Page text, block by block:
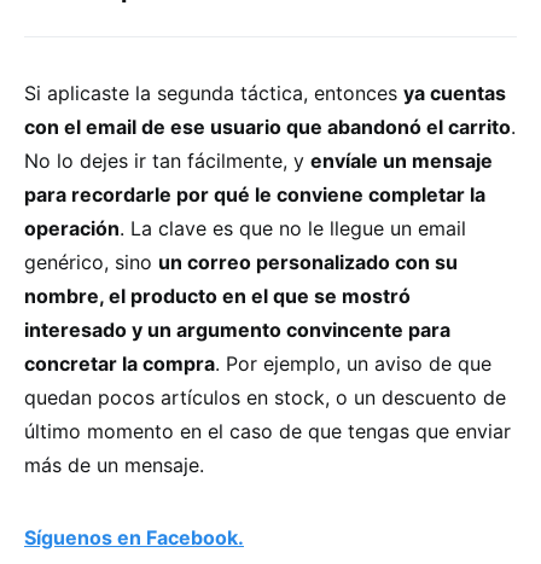
Si aplicaste la segunda táctica, entonces ya cuentas
con el email de ese usuario que abandonó el carrito.
No lo dejes ir tan fácilmente, y envíale un mensaje
para recordarle por qué le conviene completar la
operación. La clave es que no le llegue un email
genérico, sino un correo personalizado con su
nombre, el producto en el que se mostró
interesado y un argumento convincente para
concretar la compra. Por ejemplo, un aviso de que
quedan pocos artículos en stock, o un descuento de
último momento en el caso de que tengas que enviar
más de un mensaje.
Síguenos en Facebook.